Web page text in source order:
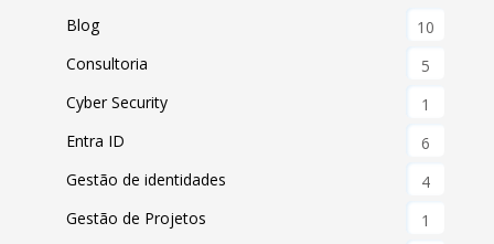
Blog
10
Consultoria
5
Cyber Security
1
Entra ID
6
Gestão de identidades
4
Gestão de Projetos
1